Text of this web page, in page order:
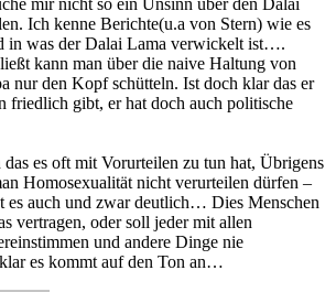
Ich kenne Berichte(u.a von Stern) wie es
in was der Dalai Lama verwickelt ist….
kann man über die naive Haltung von
nur den Kopf schütteln. Ist doch klar das er
friedlich gibt, er hat doch auch politische
es oft mit Vorurteilen zu tun hat, Übrigens
Homosexualität nicht verurteilen dürfen –
es auch und zwar deutlich… Dies Menschen
vertragen, oder soll jeder mit allen
und andere Dinge nie
es kommt auf den Ton an…